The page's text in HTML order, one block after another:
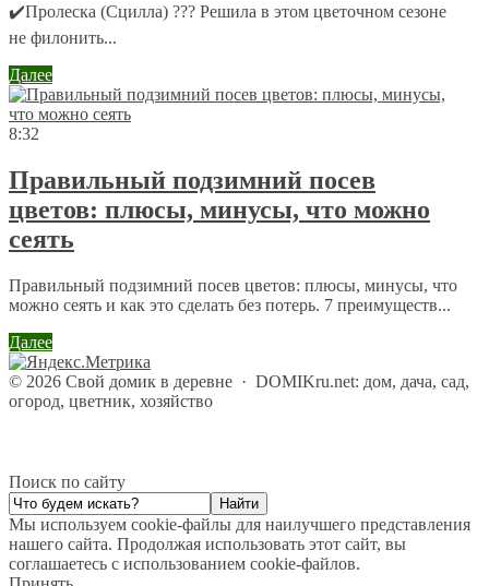
✔️Пролеска (Сцилла) ??? Решила в этом цветочном сезоне
не филонить...
Далее
8:32
Правильный подзимний посев
цветов: плюсы, минусы, что можно
сеять
Правильный подзимний посев цветов: плюсы, минусы, что
можно сеять и как это сделать без потерь. 7 преимуществ...
Далее
© 2026 Свой домик в деревне · DOMIKru.net: дом, дача, сад,
огород, цветник, хозяйство
Поиск по сайту
Мы используем cookie-файлы для наилучшего представления
нашего сайта. Продолжая использовать этот сайт, вы
соглашаетесь с использованием cookie-файлов.